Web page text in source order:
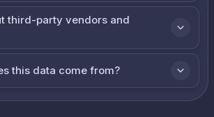
third-party vendors and
this data come from?